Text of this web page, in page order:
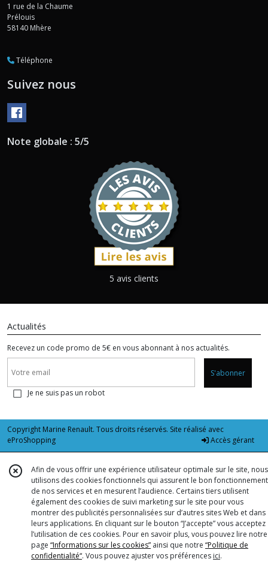
1 rue de la Chaume
Prélouis
58140 Mhère
Téléphone
Suivez nous
Note globale : 5/5
5 avis clients
Actualités
Recevez un code promo de 5€ en vous abonnant à nos actualités.
S'abonner
Je ne suis pas un robot
Copyright Marine Renault. Tous droits réservés. Site réalisé avec
eProShopping
Accès gérant
Afin de vous offrir une expérience utilisateur optimale sur le site, nous
utilisons des cookies fonctionnels qui assurent le bon fonctionnement
de nos services et en mesurent l’audience. Certains tiers utilisent
également des cookies de suivi marketing sur le site pour vous
montrer des publicités personnalisées sur d’autres sites Web et dans
leurs applications. En cliquant sur le bouton “J’accepte” vous acceptez
l’utilisation de ces cookies. Pour en savoir plus, vous pouvez lire notre
page “Informations sur les cookies” ainsi que notre “Politique de
confidentialité“. Vous pouvez ajuster vos préférences ici.